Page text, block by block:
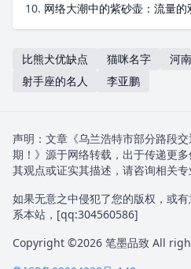
10. 网络大潮中的紫砂壶：流量
比熊犬优缺点 猫咪名字
河
射手座的名人
李亚鹏
声明：文章《乌兰浩特市部分路段
期！》源于网络转载，出于传递更
其观点或证实其描述，请咨询相关专
如果无意之中侵犯了您的版权，或
系本站，[qq:304560586]
Copyright ©2026 笔墨品致 All